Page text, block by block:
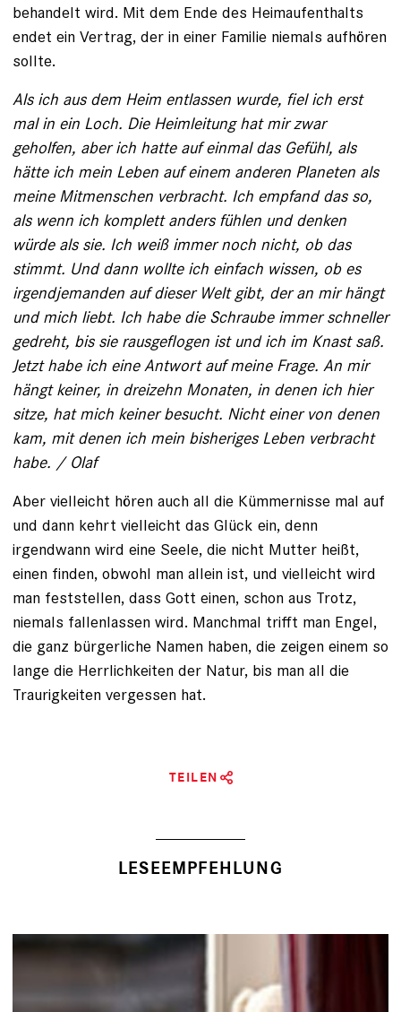
behandelt wird. Mit dem Ende des Heimaufenthalts
endet ein Vertrag, der in einer Familie niemals aufhören
sollte.
Als ich aus dem Heim entlassen wurde, fiel ich erst
mal in ein Loch. Die Heimleitung hat mir zwar
geholfen, aber ich hatte auf einmal das Gefühl, als
hätte ich mein Leben auf einem anderen Planeten als
meine Mitmenschen verbracht. Ich empfand das so,
als wenn ich komplett anders fühlen und denken
würde als sie. Ich weiß immer noch nicht, ob das
stimmt. Und dann wollte ich einfach wissen, ob es
irgendjemanden auf dieser Welt gibt, der an mir hängt
und mich liebt. Ich habe die Schraube immer schneller
gedreht, bis sie rausgeflogen ist und ich im Knast saß.
Jetzt habe ich eine Antwort auf meine Frage. An mir
hängt keiner, in dreizehn Monaten, in denen ich hier
sitze, hat mich keiner besucht. Nicht einer von denen
kam, mit denen ich mein bisheriges Leben verbracht
habe. / Olaf
Aber vielleicht hören auch all die Kümmernisse mal auf
und dann kehrt vielleicht das Glück ein, denn
irgendwann wird eine Seele, die nicht Mutter heißt,
einen finden, obwohl man allein ist, und vielleicht wird
man feststellen, dass Gott einen, schon aus Trotz,
niemals fallenlassen wird. Manchmal trifft man Engel,
die ganz bürgerliche Namen haben, die zeigen einem so
lange die Herrlichkeiten der Natur, bis man all die
Traurigkeiten vergessen hat.
TEILEN
LESEEMPFEHLUNG